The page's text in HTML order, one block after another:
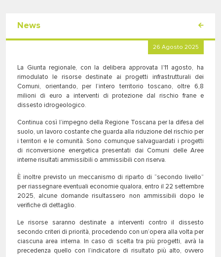
News
26 Agosto 2025
La Giunta regionale, con la delibera approvata l’11 agosto, ha
rimodulato le risorse destinate ai progetti infrastrutturali dei
Comuni, orientando, per l’intero territorio toscano, oltre 6,8
milioni di euro a interventi di protezione dal rischio frane e
dissesto idrogeologico.
Continua così l’impegno della Regione Toscana per la difesa del
suolo, un lavoro costante che guarda alla riduzione del rischio per
i territori e le comunità. Sono comunque salvaguardati i progetti
di riconversione energetica presentati dai Comuni delle Aree
interne risultati ammissibili o ammissibili con riserva.
È inoltre previsto un meccanismo di riparto di “secondo livello”
per riassegnare eventuali economie qualora, entro il 22 settembre
2025, alcune domande risultassero non ammissibili dopo le
verifiche di dettaglio.
Le risorse saranno destinate a interventi contro il dissesto
secondo criteri di priorità, procedendo con un’opera alla volta per
ciascuna area interna. In caso di scelta tra più progetti, avrà la
precedenza quello con l’indicatore di risultato più alto, ovvero